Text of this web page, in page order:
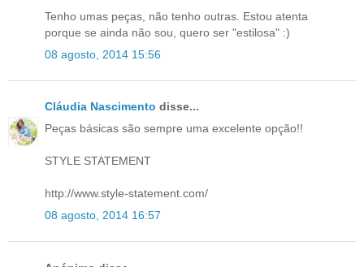
Tenho umas peças, não tenho outras. Estou atenta
porque se ainda não sou, quero ser "estilosa" :)
08 agosto, 2014 15:56
Cláudia Nascimento disse...
Peças básicas são sempre uma excelente opção!!
STYLE STATEMENT
http://www.style-statement.com/
08 agosto, 2014 16:57